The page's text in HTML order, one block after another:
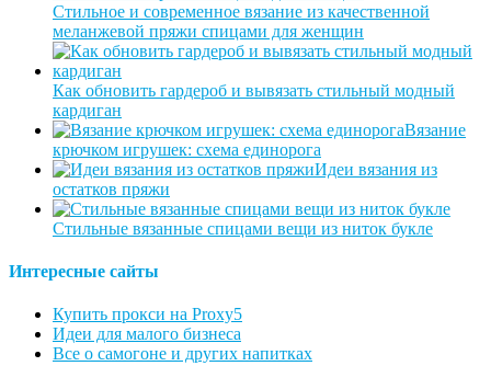
Стильное и современное вязание из качественной
меланжевой пряжи спицами для женщин
Как обновить гардероб и вывязать стильный модный
кардиган
Вязание
крючком игрушек: схема единорога
Идеи вязания из
остатков пряжи
Стильные вязанные спицами вещи из ниток букле
Интересные сайты
Купить прокси на Proxy5
Идеи для малого бизнеса
Все о самогоне и других напитках